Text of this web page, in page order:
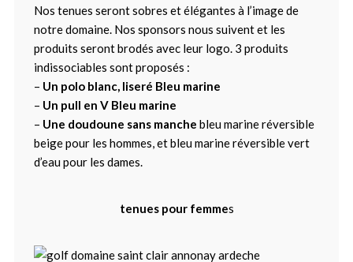
Nos tenues seront sobres et élégantes à l’image de
notre domaine. Nos sponsors nous suivent et les
produits seront brodés avec leur logo. 3 produits
indissociables sont proposés :
– Un polo blanc, liseré Bleu marine
– Un pull en V Bleu marine
– Une doudoune sans manche bleu marine réversible
beige pour les hommes, et bleu marine réversible vert
d’eau pour les dames.
tenues pour femmes